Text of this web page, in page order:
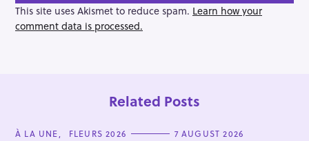
i
o
This site uses Akismet to reduce spam. Learn how your
comment data is processed.
Related Posts
C
À LA UNE FLEURS 2026 7 AUGUST 2026